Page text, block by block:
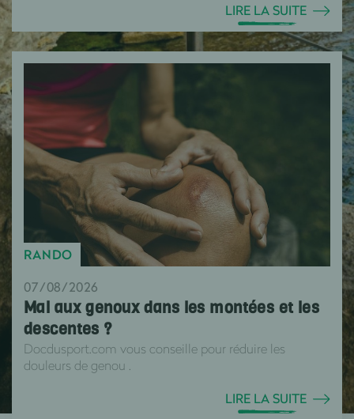
LIRE LA SUITE
RANDO
07/08/2026
Mal aux genoux dans les montées et les
descentes ?
Docdusport.com vous conseille pour réduire les
douleurs de genou .
LIRE LA SUITE